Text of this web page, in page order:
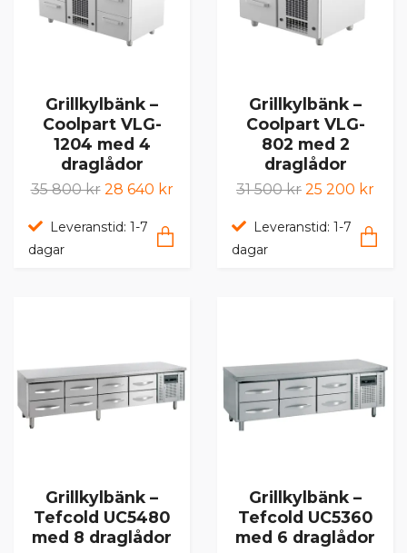
Grillkylbänk –
Coolpart VLG-
1204 med 4
draglådor
35 800 kr 28 640 kr
Leveranstid: 1-7
dagar
Grillkylbänk –
Coolpart VLG-
802 med 2
draglådor
31 500 kr 25 200 kr
Leveranstid: 1-7
dagar
Grillkylbänk –
Tefcold UC5480
med 8 draglådor
Grillkylbänk –
Tefcold UC5360
med 6 draglådor